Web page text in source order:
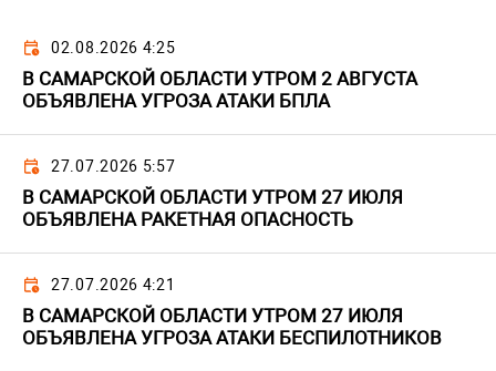
02.08.2026 4:25
В САМАРСКОЙ ОБЛАСТИ УТРОМ 2 АВГУСТА
ОБЪЯВЛЕНА УГРОЗА АТАКИ БПЛА
27.07.2026 5:57
В САМАРСКОЙ ОБЛАСТИ УТРОМ 27 ИЮЛЯ
ОБЪЯВЛЕНА РАКЕТНАЯ ОПАСНОСТЬ
27.07.2026 4:21
В САМАРСКОЙ ОБЛАСТИ УТРОМ 27 ИЮЛЯ
ОБЪЯВЛЕНА УГРОЗА АТАКИ БЕСПИЛОТНИКОВ